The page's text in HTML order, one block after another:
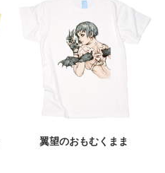
翼望のおもむくまま